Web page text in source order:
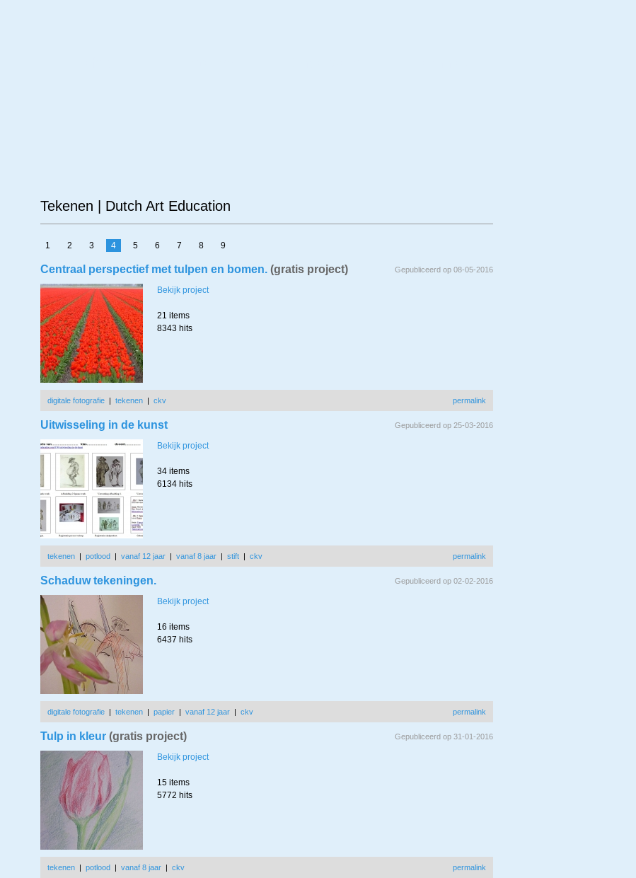
Tekenen | Dutch Art Education
1 2 3 4 5 6 7 8 9
Centraal perspectief met tulpen en bomen. (gratis project) Gepubliceerd op 08-05-2016
Bekijk project
21 items
8343 hits
digitale fotografie | tekenen | ckv permalink
Uitwisseling in de kunst Gepubliceerd op 25-03-2016
Bekijk project
34 items
6134 hits
tekenen | potlood | vanaf 12 jaar | vanaf 8 jaar | stift | ckv permalink
Schaduw tekeningen. Gepubliceerd op 02-02-2016
Bekijk project
16 items
6437 hits
digitale fotografie | tekenen | papier | vanaf 12 jaar | ckv permalink
Tulp in kleur (gratis project) Gepubliceerd op 31-01-2016
Bekijk project
15 items
5772 hits
tekenen | potlood | vanaf 8 jaar | ckv permalink